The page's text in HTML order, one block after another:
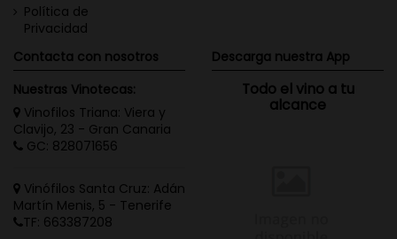
Política de
Privacidad
Contacta con nosotros
Nuestras Vinotecas:
Vinofilos Triana: Viera y
Clavijo, 23 - Gran Canaria
GC: 828071656
Vinófilos Santa Cruz: Adán
Martín Menis, 5 - Tenerife
TF: 663387208
Descarga nuestra App
Todo el vino a tu
alcance